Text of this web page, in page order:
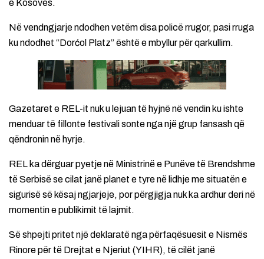
e Kosovës.
Në vendngjarje ndodhen vetëm disa policë rrugor, pasi rruga
ku ndodhet “Dorćol Platz” është e mbyllur për qarkullim.
Gazetaret e REL-it nuk u lejuan të hyjnë në vendin ku ishte
menduar të fillonte festivali sonte nga një grup fansash që
qëndronin në hyrje.
REL ka dërguar pyetje në Ministrinë e Punëve të Brendshme
të Serbisë se cilat janë planet e tyre në lidhje me situatën e
sigurisë së kësaj ngjarjeje, por përgjigja nuk ka ardhur deri në
momentin e publikimit të lajmit.
Së shpejti pritet një deklaratë nga përfaqësuesit e Nismës
Rinore për të Drejtat e Njeriut (YIHR), të cilët janë